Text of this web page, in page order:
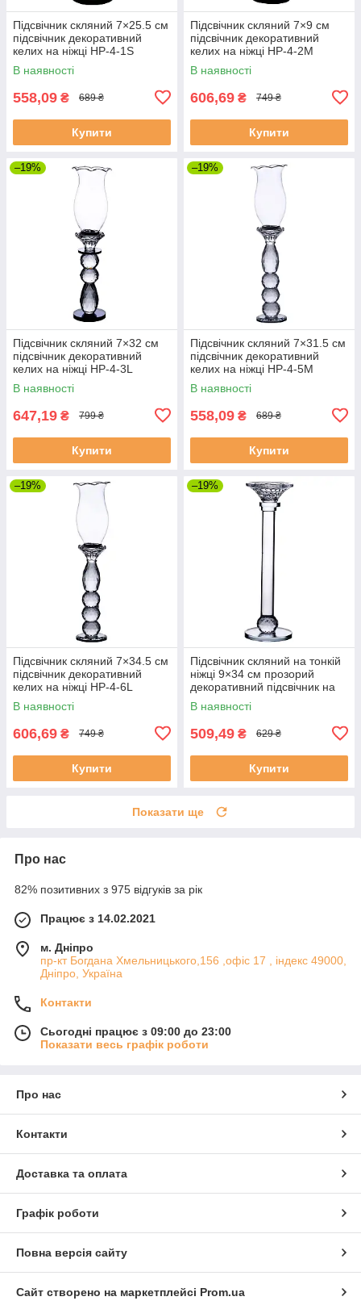
Підсвічник скляний 7×25.5 см
підсвічник декоративний
келих на ніжці HP-4-1S
В наявності
558,09 ₴ 689 ₴
Купити
Підсвічник скляний 7×9 см
підсвічник декоративний
келих на ніжці HP-4-2M
В наявності
606,69 ₴ 749 ₴
Купити
–19%
Підсвічник скляний 7×32 см
підсвічник декоративний
келих на ніжці HP-4-3L
В наявності
647,19 ₴ 799 ₴
Купити
–19%
Підсвічник скляний 7×31.5 см
підсвічник декоративний
келих на ніжці HP-4-5M
В наявності
558,09 ₴ 689 ₴
Купити
–19%
Підсвічник скляний 7×34.5 см
підсвічник декоративний
келих на ніжці HP-4-6L
В наявності
606,69 ₴ 749 ₴
Купити
–19%
Підсвічник скляний на тонкій
ніжці 9×34 см прозорий
декоративний підсвічник на
стіл HP-4-8M
В наявності
509,49 ₴ 629 ₴
Купити
Показати ще
Про нас
82% позитивних з 975 відгуків за рік
Працює з 14.02.2021
м. Дніпро
пр-кт Богдана Хмельницького,156 ,офіс 17 , індекс 49000,
Дніпро, Україна
Контакти
Сьогодні працює з 09:00 до 23:00
Показати весь графік роботи
Про нас
Контакти
Доставка та оплата
Графік роботи
Повна версія сайту
Сайт створено на маркетплейсі Prom.ua